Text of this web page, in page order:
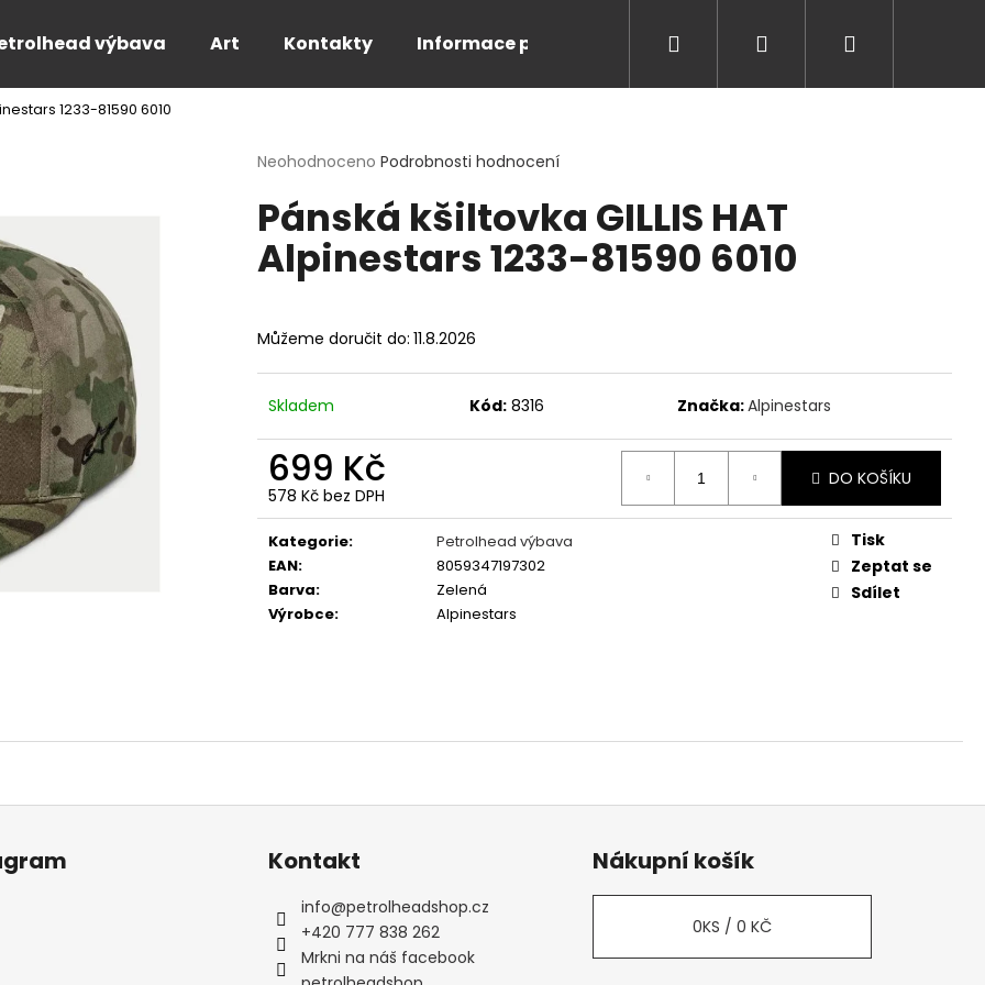
výbava Art Kontakty Informace pro Vás Značky Přihlášení
1233-81590 6010
Průměrné
produktu
je
0,0
z
Neohodnoceno Podrobnosti hodnocení
Pánská kšiltovka GILLIS HAT
Alpinestars 1233-81590 6010
Můžeme doručit do: 11.8.2026
Skladem Kód: 8316 Značka:Alpinestars
699 Kč
578 Kč bez DPH
Měrná
cena:
DO KOŠÍKU
Kategorie:
Petrolhead výbava
EAN:
8059347197302
Barva:
Zelená
Výrobce: Alpinestars
Tisk
Zeptat se
Sdílet
Co potřebujete najít?
HLEDAT
Doporučujeme
BÍLÉ TRIČKO FOR THE SPEED -
STORM
Kč
PÁNSKÉ TRIČKO LUSSO LEGENDS NIKI
LAUDA
350 Kč
Původně:990 Kč
Kontakt
info@petrolheadshop.cz
+420 777 838 262
Mrkni na náš facebook
Nákupní košík
0KS / 0 KČ